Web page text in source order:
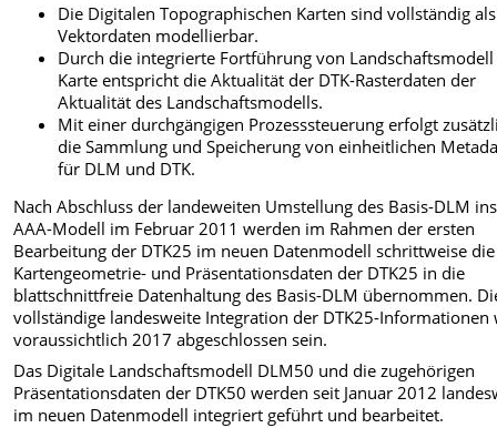
Die Digitalen Topographischen Karten sind vollständig als
Vektordaten modellierbar.
Durch die integrierte Fortführung von
Karte entspricht die Aktualität der DTK-Rasterdaten der
Aktualität des Landschaftsmodells.
Mit einer durchgängigen Prozesssteuerung erfolgt
die Sammlung und Speicherung von einheitlichen
für DLM und DTK.
Nach Abschluss der landeweiten Umstellung des Basis-DLM ins
AAA-Modell im Februar 2011 werden im Rahmen der ersten
Bearbeitung der DTK25 im neuen Datenmodell schrittweise die
Kartengeometrie- und Präsentationsdaten der DTK25 in die
blattschnittfreie Datenhaltung des Basis-DLM übernommen.
vollständige landesweite Integration der DTK25-Informationen
voraussichtlich 2017 abgeschlossen sein.
Das Digitale Landschaftsmodell DLM50 und die zugehörigen
Präsentationsdaten der DTK50 werden seit Januar 2012
im neuen Datenmodell integriert geführt und bearbeitet.